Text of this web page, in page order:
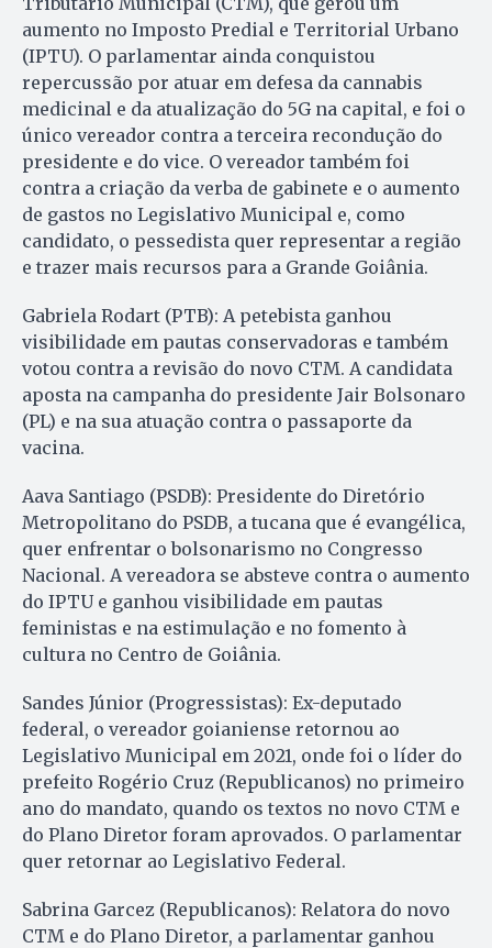
aumento no Imposto Predial e Territorial Urbano
(IPTU). O parlamentar ainda conquistou
repercussão por atuar em defesa da cannabis
medicinal e da atualização do 5G na capital, e foi o
único vereador contra a terceira recondução do
presidente e do vice. O vereador também foi
contra a criação da verba de gabinete e o aumento
de gastos no Legislativo Municipal e, como
candidato, o pessedista quer representar a região
e trazer mais recursos para a Grande Goiânia.
Gabriela Rodart (PTB): A petebista ganhou
visibilidade em pautas conservadoras e também
votou contra a revisão do novo CTM. A candidata
aposta na campanha do presidente Jair Bolsonaro
(PL) e na sua atuação contra o passaporte da
vacina.
Aava Santiago (PSDB): Presidente do Diretório
Metropolitano do PSDB, a tucana que é evangélica,
quer enfrentar o bolsonarismo no Congresso
Nacional. A vereadora se absteve contra o aumento
do IPTU e ganhou visibilidade em pautas
feministas e na estimulação e no fomento à
cultura no Centro de Goiânia.
Sandes Júnior (Progressistas): Ex-deputado
federal, o vereador goianiense retornou ao
Legislativo Municipal em 2021, onde foi o líder do
prefeito Rogério Cruz (Republicanos) no primeiro
ano do mandato, quando os textos no novo CTM e
do Plano Diretor foram aprovados. O parlamentar
quer retornar ao Legislativo Federal.
Sabrina Garcez (Republicanos): Relatora do novo
CTM e do Plano Diretor, a parlamentar ganhou